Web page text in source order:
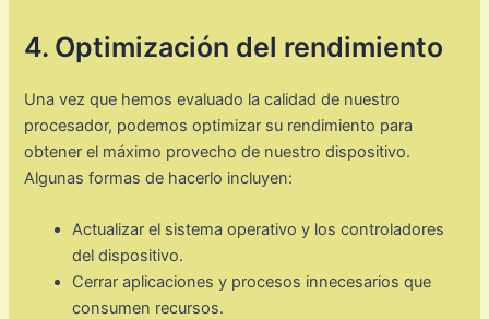
4. Optimización del rendimiento
Una vez que hemos evaluado la calidad de nuestro
procesador, podemos optimizar su rendimiento para
obtener el máximo provecho de nuestro dispositivo.
Algunas formas de hacerlo incluyen:
Actualizar el sistema operativo y los controladores
del dispositivo.
Cerrar aplicaciones y procesos innecesarios que
consumen recursos.